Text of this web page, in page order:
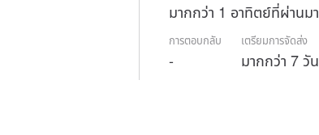
มากกว่า 1 อาทิตย์ที่ผ่านมา
การตอบกลับ
-
เตรียมการจัดส่ง
มากกว่า 7 วัน